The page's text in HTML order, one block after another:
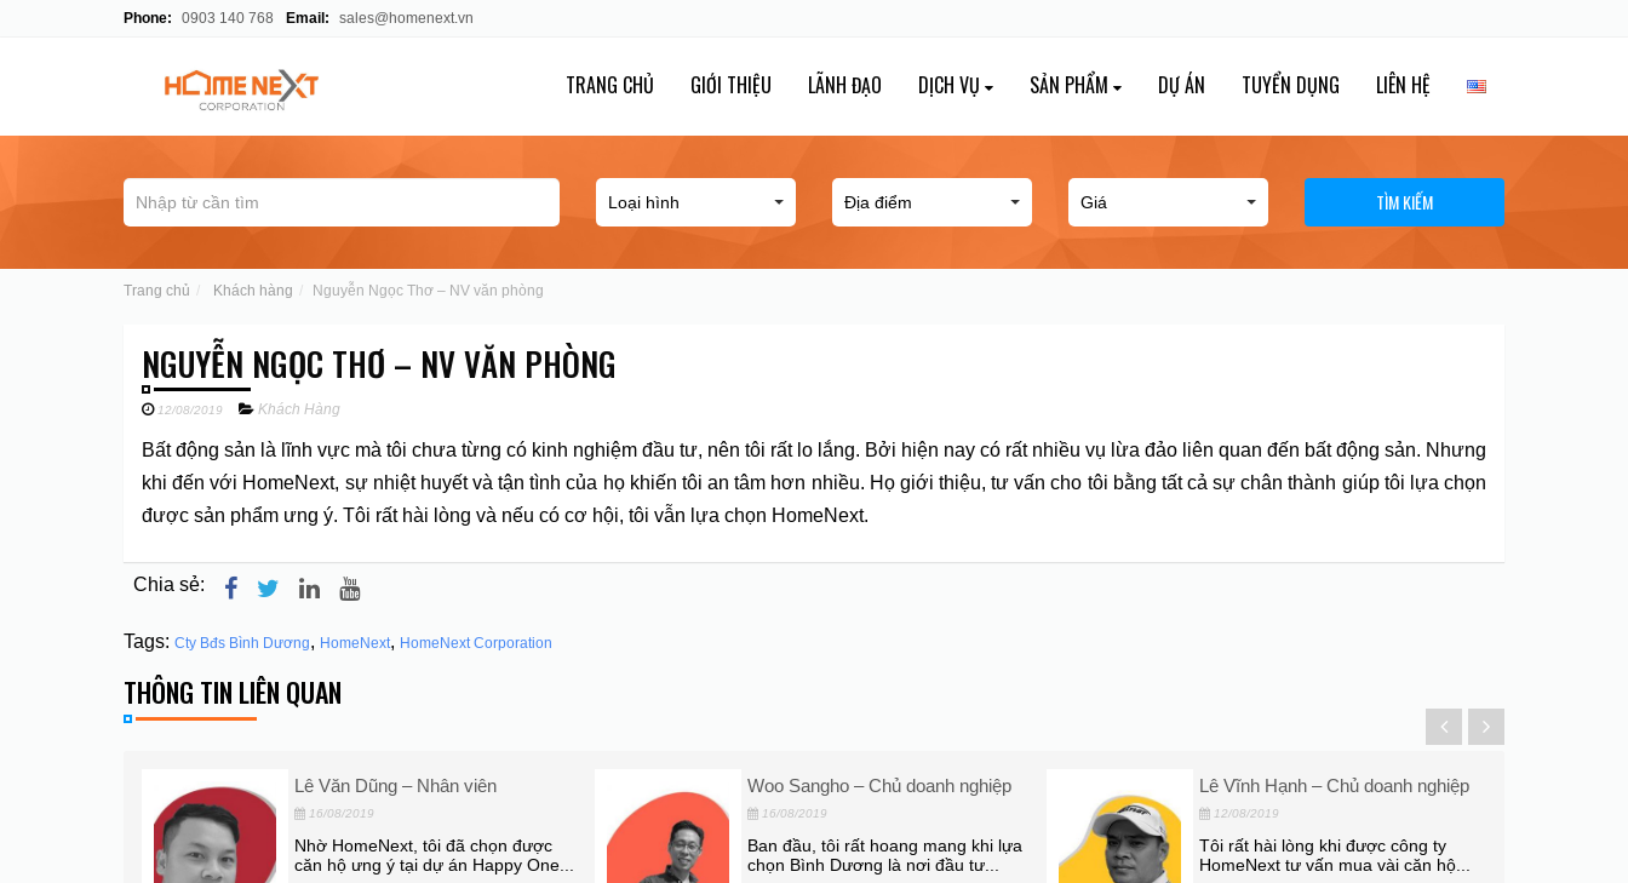
Phone: 0903 140 768 Email: sales@homenext.vn
TRANG CHỦ GIỚI THIỆU LÃNH ĐẠO DỊCH VỤ SẢN PHẨM DỰ ÁN TUYỂN DỤNG LIÊN HỆ
TÌM KIẾM
Trang chủ Khách hàng Nguyễn Ngọc Thơ – NV văn phòng
NGUYỄN NGỌC THƠ – NV VĂN PHÒNG
12/08/2019 Khách Hàng
Bất động sản là lĩnh vực mà tôi chưa từng có kinh nghiệm đầu tư, nên tôi rất lo lắng. Bởi hiện nay có rất nhiều vụ lừa đảo liên quan đến bất động sản. Nhưng
khi đến với HomeNext, sự nhiệt huyết và tận tình của họ khiến tôi an tâm hơn nhiều. Họ giới thiệu, tư vấn cho tôi bằng tất cả sự chân thành giúp tôi lựa chọn
được sản phẩm ưng ý. Tôi rất hài lòng và nếu có cơ hội, tôi vẫn lựa chọn HomeNext.
Chia sẻ:
Tags: Cty Bđs Bình Dương, HomeNext, HomeNext Corporation
THÔNG TIN LIÊN QUAN
Lê Văn Dũng – Nhân viên
16/08/2019
Nhờ HomeNext, tôi đã chọn được
căn hộ ưng ý tại dự án Happy One...
Woo Sangho – Chủ doanh nghiệp
16/08/2019
Ban đầu, tôi rất hoang mang khi lựa
chọn Bình Dương là nơi đầu tư...
Lê Vĩnh Hạnh – Chủ doanh nghiệp
12/08/2019
Tôi rất hài lòng khi được công ty
HomeNext tư vấn mua vài căn hộ...